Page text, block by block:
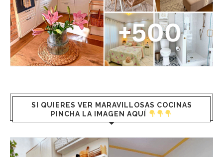
SI QUIERES VER MARAVILLOSAS COCINAS
PINCHA LA IMAGEN AQUÍ